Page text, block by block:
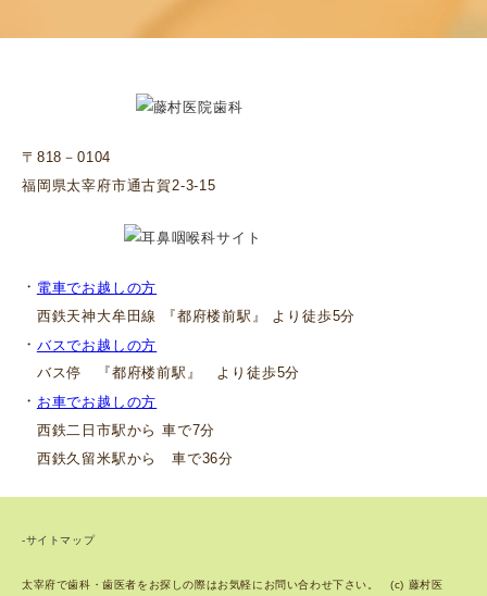
〒818－0104
福岡県太宰府市通古賀2-3-15
・ 電車でお越しの方
西鉄天神大牟田線 『都府楼前駅』 より徒歩5分
・ バスでお越しの方
バス停 『都府楼前駅』 より徒歩5分
・ お車でお越しの方
西鉄二日市駅から 車で7分
西鉄久留米駅から 車で36分
-サイトマップ
太宰府で歯科・歯医者をお探しの際はお気軽にお問い合わせ下さい。 (c) 藤村医